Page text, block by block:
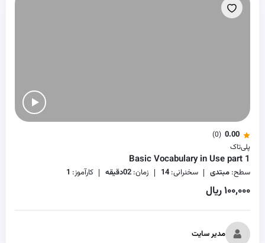
0.00
(0)
پلی‌تاک
Basic Vocabulary in Use part 1
سطح: مبتدی سخنرانی:14 زمان: 02دقیقه کارآموز: 1
۱۰۰,۰۰۰ ریال
مدیر سایت